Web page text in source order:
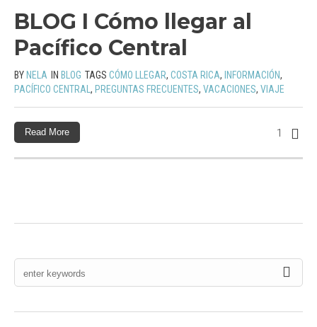
BLOG I Cómo llegar al
Pacífico Central
BY NELA IN BLOG TAGS CÓMO LLEGAR, COSTA RICA, INFORMACIÓN,
PACÍFICO CENTRAL , PREGUNTAS FRECUENTES, VACACIONES, VIAJE
1
Read More